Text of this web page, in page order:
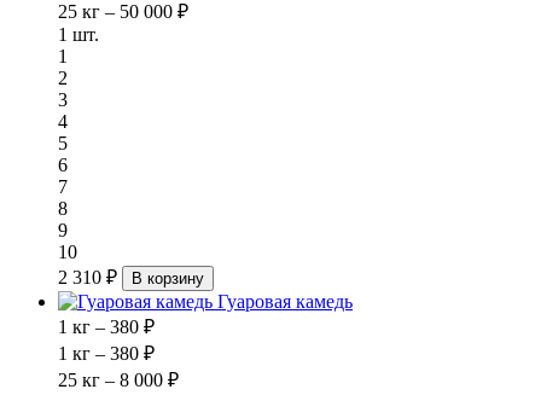
25 кг – 50 000 ₽
1 шт.
1
2
3
4
5
6
7
8
9
10
2 310 ₽
В корзину
Гуаровая камедь
1 кг – 380 ₽
1 кг – 380 ₽
25 кг – 8 000 ₽